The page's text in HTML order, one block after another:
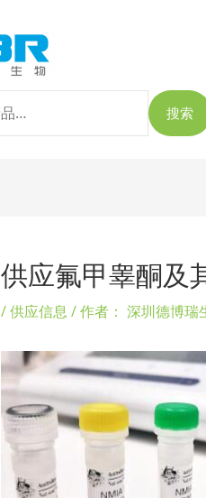
搜索
供应氟甲睾酮及
/供应信息 / 作者： 深圳德博瑞